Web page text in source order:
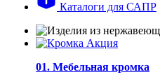
Каталоги для САПР
01. Мебельная кромка